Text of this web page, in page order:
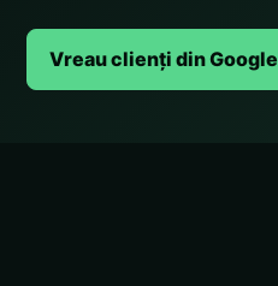
Vreau clienți din Google